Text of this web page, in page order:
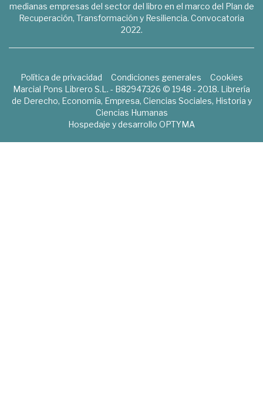
medianas empresas del sector del libro en el marco del Plan de
Recuperación, Transformación y Resiliencia. Convocatoria
2022.
Política de privacidad Condiciones generales
Cookies
Marcial Pons Librero S.L. - B82947326 © 1948 - 2018. Librería
de Derecho, Economía, Empresa, Ciencias Sociales, Historia y
Ciencias Humanas
Hospedaje y desarrollo OPTYMA